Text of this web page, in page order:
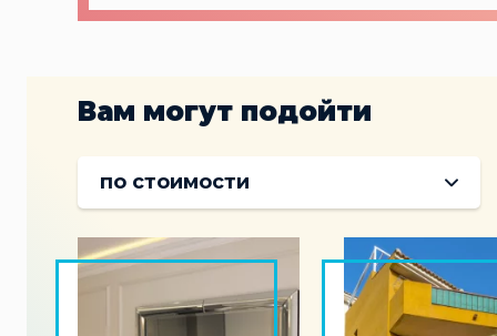
Вам могут подойти
по стоимости